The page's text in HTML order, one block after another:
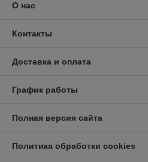
О нас
Контакты
Доставка и оплата
График работы
Полная версия сайта
Политика обработки cookies